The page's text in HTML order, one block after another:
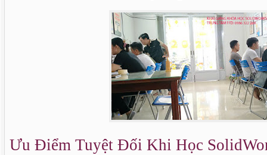
Ưu Điểm Tuyệt Đối Khi Học